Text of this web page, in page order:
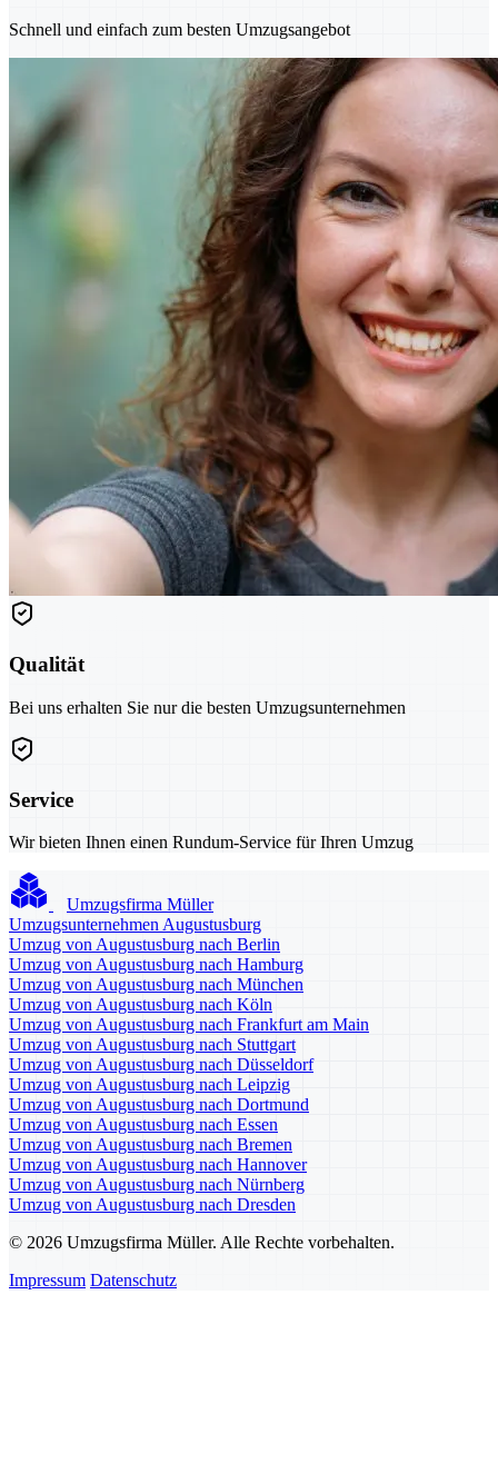
Schnell und einfach zum besten Umzugsangebot
Qualität
Bei uns erhalten Sie nur die besten Umzugsunternehmen
Service
Wir bieten Ihnen einen Rundum-Service für Ihren Umzug
Umzugsfirma Müller
Umzugsunternehmen Augustusburg
Umzug von Augustusburg nach Berlin
Umzug von Augustusburg nach Hamburg
Umzug von Augustusburg nach München
Umzug von Augustusburg nach Köln
Umzug von Augustusburg nach Frankfurt am Main
Umzug von Augustusburg nach Stuttgart
Umzug von Augustusburg nach Düsseldorf
Umzug von Augustusburg nach Leipzig
Umzug von Augustusburg nach Dortmund
Umzug von Augustusburg nach Essen
Umzug von Augustusburg nach Bremen
Umzug von Augustusburg nach Hannover
Umzug von Augustusburg nach Nürnberg
Umzug von Augustusburg nach Dresden
© 2026 Umzugsfirma Müller. Alle Rechte vorbehalten.
Impressum Datenschutz